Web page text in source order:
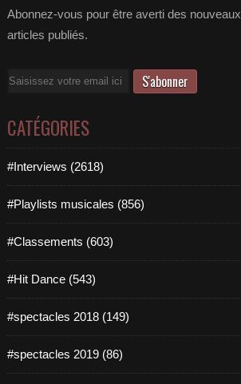
Abonnez-vous pour être averti des nouveaux
articles publiés.
Email
CATÉGORIES
#Interviews (2618)
#Playlists musicales (856)
#Classements (603)
#Hit Dance (543)
#spectacles 2018 (149)
#spectacles 2019 (86)